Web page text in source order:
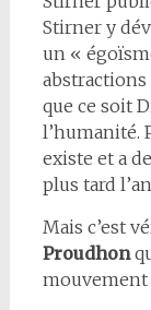
Stirner y
un «
que ce soit
l’humanité.
existe et a
plus tard
Mais c’est
Proudhon